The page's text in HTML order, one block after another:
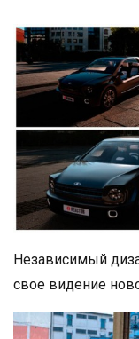
Независимый
свое видение